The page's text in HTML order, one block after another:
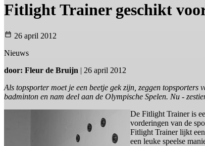
Fitlight Trainer geschikt
26 april 2012
Nieuws
door: Fleur de Bruijn | 26 april 2012
Als topsporter moet je een beetje gek zijn, zeggen topsporters
badminton en nam deel aan de Olympische Spelen. Nu -
De Fitlight Trainer is
vorderingen van de
Fitlight Trainer lijkt een
een leuke speelse